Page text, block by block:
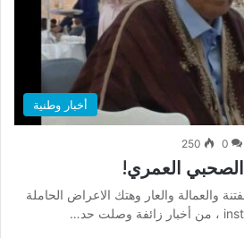
أخبار وطنية
0
250
الصحبي العمري!
والعمالة والعار وهتك الاعراض الحاملة